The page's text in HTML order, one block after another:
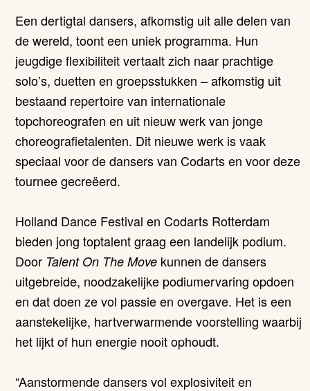
Een dertigtal dansers, afkomstig uit alle delen van
de wereld, toont een uniek programma. Hun
jeugdige flexibiliteit vertaalt zich naar prachtige
solo’s, duetten en groepsstukken – afkomstig uit
bestaand repertoire van internationale
topchoreografen en uit nieuw werk van jonge
choreografietalenten. Dit nieuwe werk is vaak
speciaal voor de dansers van Codarts en voor deze
tournee gecreëerd.
Holland Dance Festival en Codarts Rotterdam
bieden jong toptalent graag een landelijk podium.
Door Talent On The Move kunnen de dansers
uitgebreide, noodzakelijke podiumervaring opdoen
en dat doen ze vol passie en overgave. Het is een
aanstekelijke, hartverwarmende voorstelling waarbij
het lijkt of hun energie nooit ophoudt.
“Aanstormende dansers vol explosiviteit en